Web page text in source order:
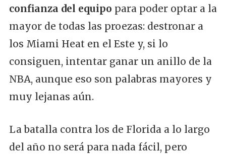
confianza del equipo para poder optar a la
mayor de todas las proezas: destronar a
los Miami Heat en el Este y, si lo
consiguen, intentar ganar un anillo de la
NBA, aunque eso son palabras mayores y
muy lejanas aún.
La batalla contra los de Florida a lo largo
del año no será para nada fácil, pero